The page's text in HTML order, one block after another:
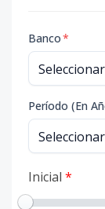
Banco*
Período (En
Inicial *